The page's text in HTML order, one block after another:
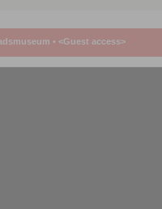
• <Guest access>